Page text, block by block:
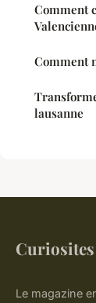
Comment
Comment
lausanne
Le magazine